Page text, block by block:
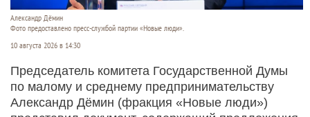
Александр Дёмин
Фото предоставлено пресс-службой партии «Новые люди».
10 августа 2026 в 14:30
Председатель комитета Государственной Думы
по малому и среднему предпринимательству
Александр Дёмин (фракция «Новые люди»)